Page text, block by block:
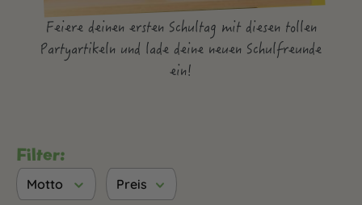
Feiere deinen ersten Schultag mit diesen tollen
Partyartikeln und lade deine neuen Schulfreunde
ein!
Filter:
Motto Preis